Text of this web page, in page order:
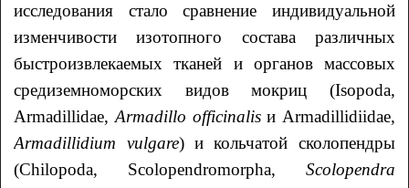
исследования стало сравнение индивидуальной
изменчивости изотопного состава различных
быстроизвлекаемых тканей и органов массовых
средиземноморских видов мокриц (Isopoda,
Armadillidae,Armadillo officinalisи Armadillidiidae,
Armadillidium vulgare) и кольчатой сколопендры
(Chilopoda, Scolopendromorpha, Scolopendra